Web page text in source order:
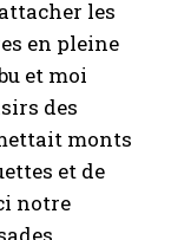
les
en pleine
et moi
des
monts
et de
notre